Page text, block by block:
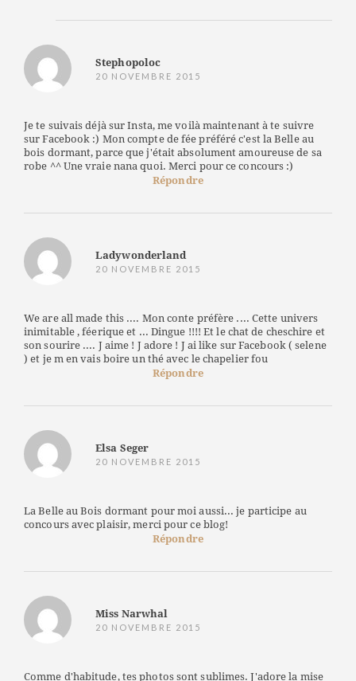
Stephopoloc
20 NOVEMBRE 2015
Je te suivais déjà sur Insta, me voilà maintenant à te suivre
sur Facebook :) Mon compte de fée préféré c'est la Belle au
bois dormant, parce que j'était absolument amoureuse de sa
robe ^^ Une vraie nana quoi. Merci pour ce concours :)
Répondre
Ladywonderland
20 NOVEMBRE 2015
We are all made this .... Mon conte préfère .... Cette univers
inimitable , féerique et ... Dingue !!!! Et le chat de cheschire et
son sourire .... J aime ! J adore ! J ai like sur Facebook ( selene
) et je m en vais boire un thé avec le chapelier fou
Répondre
Elsa Seger
20 NOVEMBRE 2015
La Belle au Bois dormant pour moi aussi... je participe au
concours avec plaisir, merci pour ce blog!
Répondre
Miss Narwhal
20 NOVEMBRE 2015
Comme d'habitude, tes photos sont sublimes. J'adore la mise